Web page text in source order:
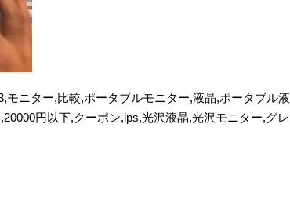
モニター,比較,ポータブルモニター,液晶,ポータブル液
円以下,クーポン,ips,光沢液晶,光沢モニター,グレ